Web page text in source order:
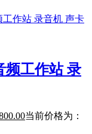
频工作站 录
当前价格为：